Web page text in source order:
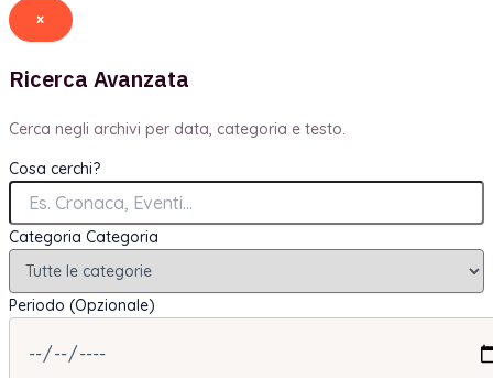
×
Ricerca Avanzata
Cerca negli archivi per data, categoria e testo.
Cosa cerchi?
Categoria Categoria
Periodo (Opzionale)